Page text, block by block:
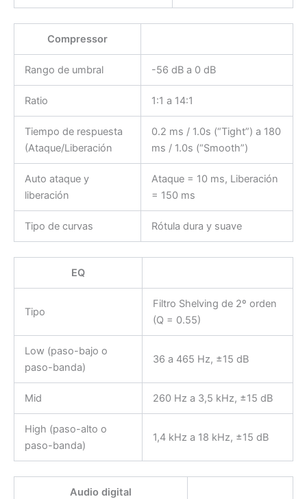
Compressor
Rango de umbral -56 dB a 0 dB
Ratio 1:1 a 14:1
Tiempo de respuesta
(Ataque/Liberación
0.2 ms / 1.0s (“Tight”) a 180
ms / 1.0s (“Smooth”)
Auto ataque y
liberación
Ataque = 10 ms, Liberación
= 150 ms
Tipo de curvas Rótula dura y suave
EQ
Tipo
Filtro Shelving de 2º orden
(Q = 0.55)
Low (paso-bajo o
paso-banda)
36 a 465 Hz, ±15 dB
Mid 260 Hz a 3,5 kHz, ±15 dB
High (paso-alto o
paso-banda)
1,4 kHz a 18 kHz, ±15 dB
Audio digital